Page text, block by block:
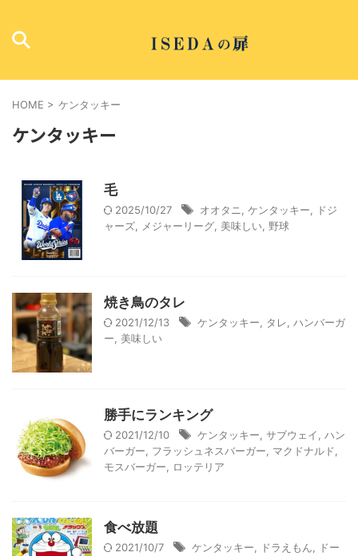
HOME > ケンタッキー
ケンタッキー
毛
2025/10/27 オオタニ ケンタッキー
ドジ
ャーズ
メジャーリーグ 美味しい 野球
焼き鳥のタレ
2021/12/13 ケンタッキー タレ ハンバーガ
ー
美味しい
勝手にランキング
2021/12/10 ケンタッキー サブウェイ
ハン
バーガー
フラッシュネスバーガー マクドナルド
モスバーガー
ロッテリア
食べ放題
2021/10/7 ケンタッキー ドラえもん
ドー